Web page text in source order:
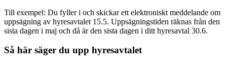
Till exempel: Du fyller i och skickar ett elektroniskt meddelande om
uppsägning av hyresavtalet 15.5. Uppsägningstiden räknas från den
sista dagen i maj och då är den sista dagen i ditt hyresavtal 30.6.
Så här säger du upp hyresavtalet